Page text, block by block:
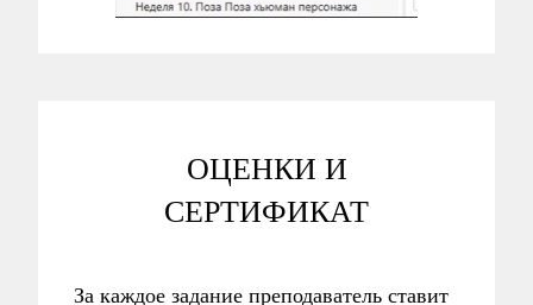
ОЦЕНКИ И
СЕРТИФИКАТ
За каждое задание преподаватель ставит